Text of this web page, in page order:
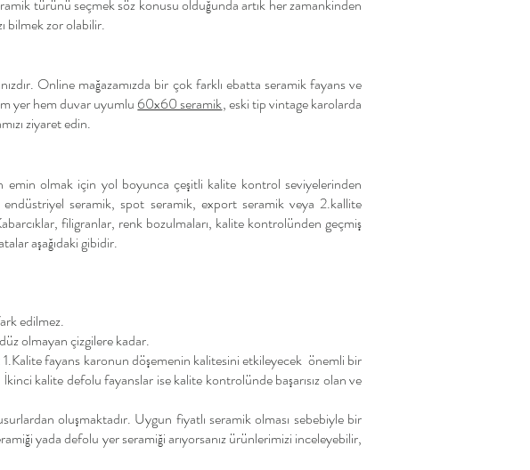
türünü seçmek söz konusu olduğunda artık her zamankinden
bilmek zor olabilir.
Online mağazamızda bir çok farklı ebatta seramik fayans ve
yer hem duvar uyumlu 60x60 seramik, eski tip vintage karolarda
ziyaret edin.
olmak için yol boyunca çeşitli kalite kontrol seviyelerinden
seramik, spot seramik, export seramik veya 2.kallite
filigranlar, renk bozulmaları, kalite kontrolünden geçmiş
aşağıdaki gibidir.
edilmez.
olmayan çizgilere kadar.
fayans karonun döşemenin kalitesini etkileyecek önemli bir
kalite defolu fayanslar ise kalite kontrolünde başarısız olan ve
oluşmaktadır. Uygun fiyatlı seramikolması sebebiyle bir
yada defolu yer seramiği arıyorsanız ürünlerimizi inceleyebilir,